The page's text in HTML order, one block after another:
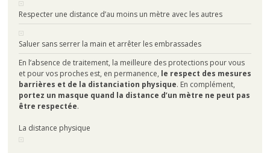
Respecter une distance d’au moins un mètre avec les autres
Saluer sans serrer la main et arrêter les embrassades
En l’absence de traitement, la meilleure des protections pour vous
et pour vos proches est, en permanence, le respect des mesures
barrières et de la distanciation physique. En complément,
portez un masque quand la distance d’un mètre ne peut pas
être respectée.
La distance physique